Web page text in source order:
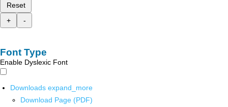
Reset
+
-
Font Type
Enable Dyslexic Font
Downloads expand_more
Download Page (PDF)